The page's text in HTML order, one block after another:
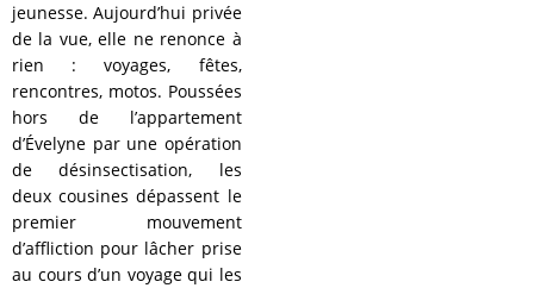
jeunesse. Aujourd’hui privée
de la vue, elle ne renonce à
rien : voyages, fêtes,
rencontres, motos. Poussées
hors de l’appartement
d’Évelyne par une opération
de désinsectisation, les
deux cousines dépassent le
premier mouvement
d’affliction pour lâcher prise
au cours d’un voyage qui les